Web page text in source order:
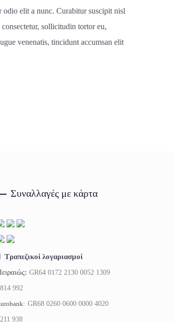
elit a nunc. Curabitur suscipit nisl
sollicitudin tortor eu,
venenatis, tincidunt accumsan elit
Συναλλαγές με κάρτα
Τραπεζικοί λογαριασμοί
GR64 0172 2130 0052 1309
992
GR68 0260 0600 0000 4020
938